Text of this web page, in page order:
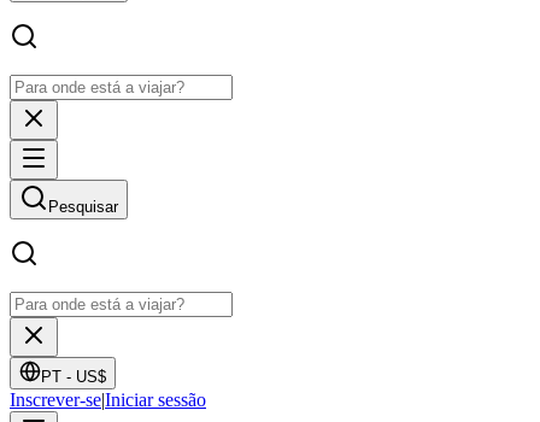
Pesquisar
PT - US$
Inscrever-se|Iniciar sessão